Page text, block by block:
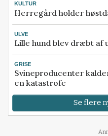
KULTUR
Herregård holder
ULVE
Lille hund blev dræbt af
GRISE
Svineproducenter
en katastrofe
Se flere